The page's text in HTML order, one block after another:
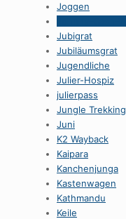
Joggen
Jubigrat
Jubiläumsgrat
Jugendliche
Julier-Hospiz
julierpass
Jungle Trekking
Juni
K2 Wayback
Kaipara
Kanchenjunga
Kastenwagen
Kathmandu
Keile